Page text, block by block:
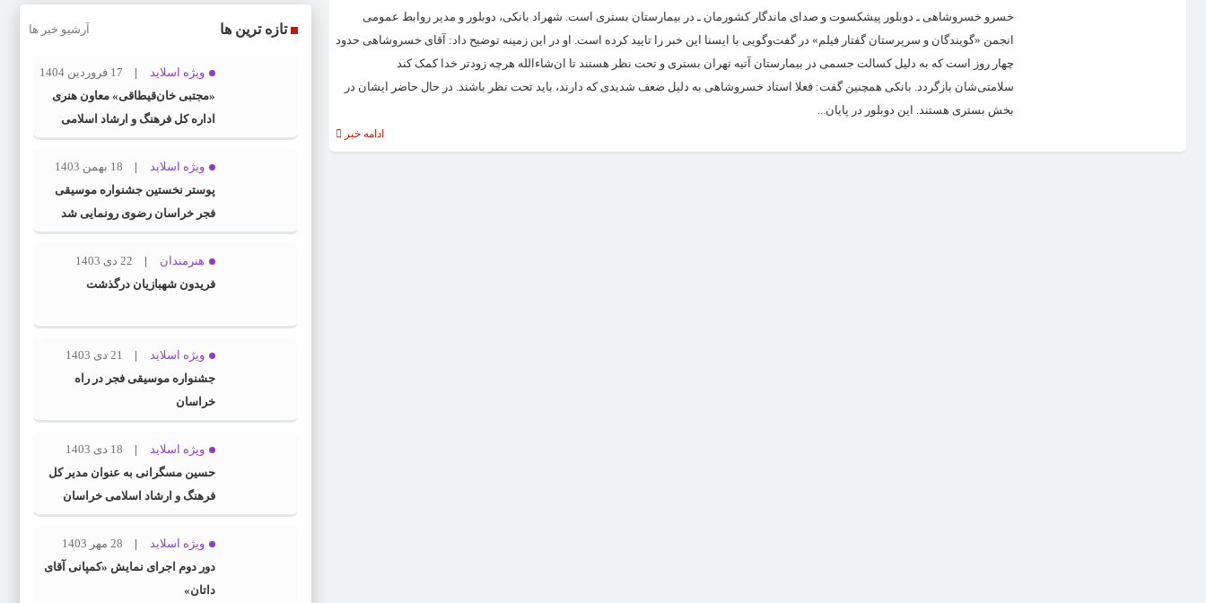
خسرو خسروشاهی ـ دوبلور پیشکسوت و صدای ماندگار کشورمان ـ در بیمارستان بستری است. شهراد بانکی، دوبلور و مدیر روابط عمومی
انجمن «گویندگان و سرپرستان گفتار فیلم» در گفت‌وگویی با ایسنا این خبر را تایید کرده است. او در این زمینه توضیح داد: آقای خسروشاهی حدود
چهار روز است که به دلیل کسالت جسمی در بیمارستان آتیه تهران بستری و تحت نظر هستند تا ان‌شاءالله هرچه زودتر خدا کمک کند
سلامتی‌شان بازگردد. بانکی همچنین گفت: فعلا استاد خسروشاهی به دلیل ضعف شدیدی که دارند، باید تحت نظر باشند. در حال حاضر ایشان در
بخش بستری هستند. این دوبلور در پایان...
ادامه خبر
تازه ترین ها آرشیو خبر ها
ویژه اسلاید
17 فروردین 1404
«مجتبی خان‌قیطاقی» معاون هنری
اداره کل فرهنگ و ارشاد اسلامی
خراسان رضوی شد
ویژه اسلاید
18 بهمن 1403
پوستر نخستین جشنواره موسیقی
فجر خراسان رضوی رونمایی شد
هنرمندان
22 دی 1403
فریدون شهبازیان درگذشت
ویژه اسلاید
21 دی 1403
جشنواره موسیقی فجر در راه
خراسان
ویژه اسلاید
18 دی 1403
حسین مسگرانی به عنوان مدیر کل
فرهنگ و ارشاد اسلامی خراسان
رضوی معرفی شد
ویژه اسلاید
28 مهر 1403
دور دوم اجرای نمایش «کمپانی آقای
داتان»